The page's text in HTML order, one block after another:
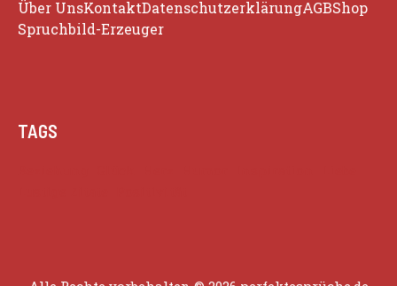
Über UnsKontaktDatenschutzerklärungAGBShop
Spruchbild-Erzeuger
TAGS